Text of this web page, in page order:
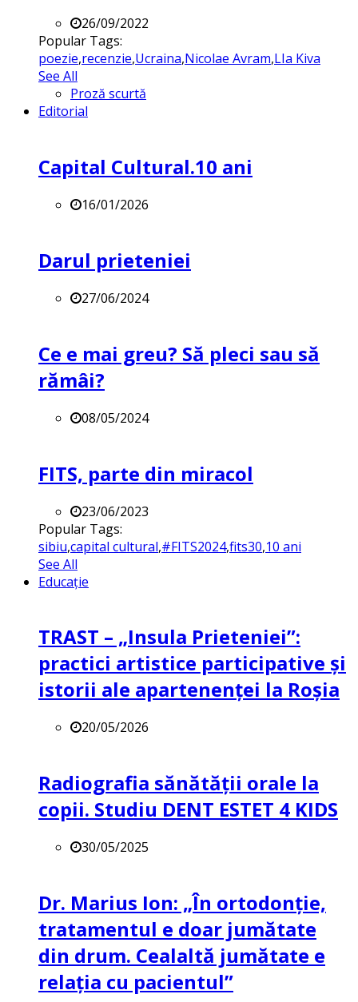
26/09/2022
Popular Tags:
poezie,recenzie,Ucraina,Nicolae Avram,LIa Kiva
See All
Proză scurtă
Editorial
Capital Cultural.10 ani
16/01/2026
Darul prieteniei
27/06/2024
Ce e mai greu? Să pleci sau să
rămâi?
08/05/2024
FITS, parte din miracol
23/06/2023
Popular Tags:
sibiu,capital cultural,#FITS2024,fits30,10 ani
See All
Educație
TRAST – „Insula Prieteniei”:
practici artistice participative și
istorii ale apartenenței la Roșia
20/05/2026
Radiografia sănătății orale la
copii. Studiu DENT ESTET 4 KIDS
30/05/2025
Dr. Marius Ion: „În ortodonție,
tratamentul e doar jumătate
din drum. Cealaltă jumătate e
relația cu pacientul”